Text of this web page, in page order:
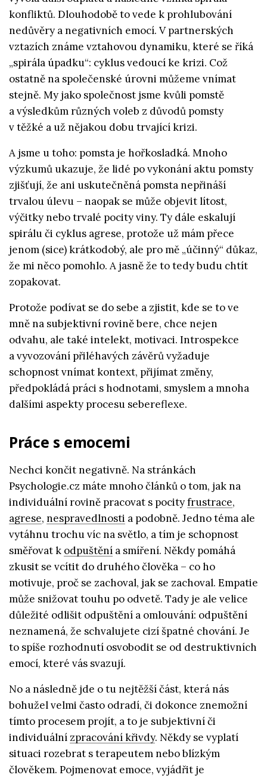
konfliktů. Dlouhodobě to vede k prohlubování
nedůvěry a negativních emocí. V partnerských
vztazích známe vztahovou dynamiku, které se říká
„spirála úpadku“: cyklus vedoucí ke krizi. Což
ostatně na společenské úrovni můžeme vnímat
stejně. My jako společnost jsme kvůli pomstě
a výsledkům různých voleb z důvodů pomsty
v těžké a už nějakou dobu trvající krizi.
A jsme u toho: pomsta je hořkosladká. Mnoho
výzkumů ukazuje, že lidé po vykonání aktu pomsty
zjišťují, že ani uskutečněná pomsta nepřináší
trvalou úlevu – naopak se může objevit lítost,
výčitky nebo trvalé pocity viny. Ty dále eskalují
spirálu či cyklus agrese, protože už mám přece
jenom (sice) krátkodobý, ale pro mě „účinný“ důkaz,
že mi něco pomohlo. A jasně že to tedy budu chtít
zopakovat.
Protože podívat se do sebe a zjistit, kde se to ve
mně na subjektivní rovině bere, chce nejen
odvahu, ale také intelekt, motivaci. Introspekce
a vyvozování přiléhavých závěrů vyžaduje
schopnost vnímat kontext, přijímat změny,
předpokládá práci s hodnotami, smyslem a mnoha
dalšími aspekty procesu sebereflexe.
Práce s emocemi
Nechci končit negativně. Na stránkách
Psychologie.cz máte mnoho článků o tom, jak na
individuální rovině pracovat s pocityfrustrace,
agrese, nespravedlnosti a podobně. Jedno téma ale
vytáhnu trochu víc na světlo, a tím je schopnost
směřovat k odpuštění a smíření. Někdy pomáhá
zkusit se vcítit do druhého člověka – co ho
motivuje, proč se zachoval, jak se zachoval. Empatie
může snižovat touhu po odvetě. Tady je ale velice
důležité odlišit odpuštění a omlouvání: odpuštění
neznamená, že schvalujete cizí špatné chování. Je
to spíše rozhodnutí osvobodit se od destruktivních
emocí, které vás svazují.
No a následně jde o tu nejtěžší část, která nás
bohužel velmi často odradí, či dokonce znemožní
tímto procesem projít, a to je subjektivní či
individuální zpracování křivdy. Někdy se vyplatí
situaci rozebrat s terapeutem nebo blízkým
člověkem. Pojmenovat emoce, vyjádřit je